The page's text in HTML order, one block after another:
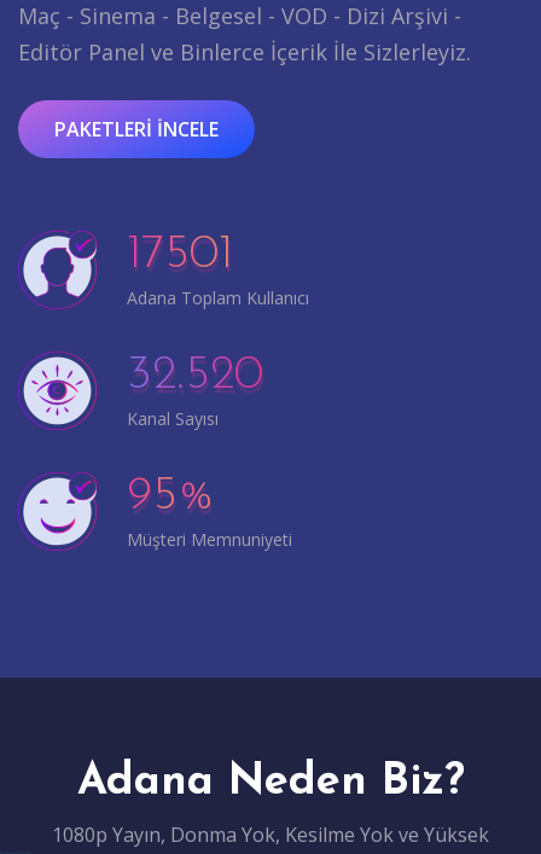
Maç - Sinema - Belgesel - VOD - Dizi Arşivi -
Editör Panel ve Binlerce İçerik İle Sizlerleyiz.
PAKETLERI İNCELE
17501
Adana Toplam Kullanıcı
32.520
Kanal Sayısı
95%
Müşteri Memnuniyeti
Adana Neden Biz?
1080p Yayın, Donma Yok, Kesilme Yok ve Yüksek